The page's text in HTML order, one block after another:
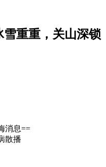
重重，关山深锁
消息==
散播